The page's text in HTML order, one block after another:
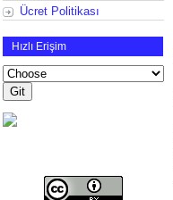
Ücret Politikası
Hızlı Erişim